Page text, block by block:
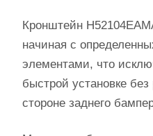
Кронштейн
начиная с
элементами, что
быстрой установке
стороне заднего